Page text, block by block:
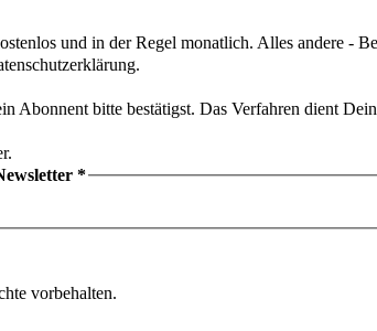
und in der Regel monatlich. Alles andere -
Abonnent bitte bestätigst. Das Verfahren dient
*
vorbehalten.